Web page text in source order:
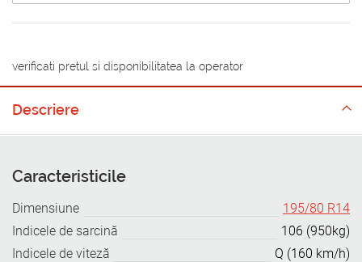
verificati pretul si disponibilitatea la operator
Descriere
Caracteristicile
Dimensiune
195/80 R14
Indicele de sarcină
106 (950kg)
Indicele de viteză
Q (160 km/h)